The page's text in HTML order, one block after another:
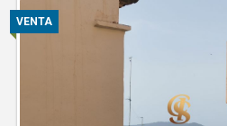
VENTA